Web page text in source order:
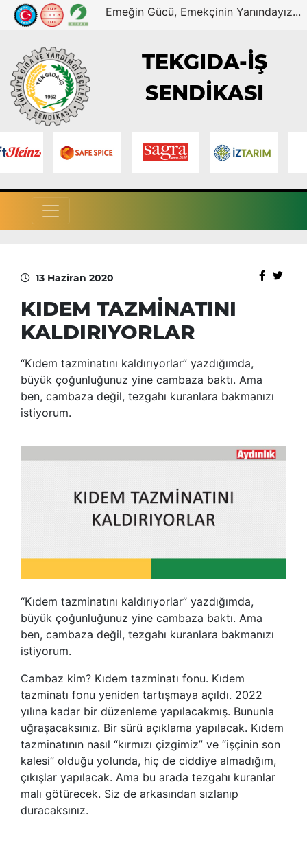
Emeğin Gücü, Emekçinin Yanındayız...
TEKGIDA-İŞ
SENDİKASI
13 Haziran 2020
KIDEM TAZMİNATINI
KALDIRIYORLAR
“Kıdem tazminatını kaldırıyorlar” yazdığımda,
büyük çoğunluğunuz yine cambaza baktı. Ama
ben, cambaza değil, tezgahı kuranlara bakmanızı
istiyorum.
“Kıdem tazminatını kaldırıyorlar” yazdığımda,
büyük çoğunluğunuz yine cambaza baktı. Ama
ben, cambaza değil, tezgahı kuranlara bakmanızı
istiyorum.
Cambaz kim? Kıdem tazminatı fonu. Kıdem
tazminatı fonu yeniden tartışmaya açıldı. 2022
yılına kadar bir düzenleme yapılacakmış. Bununla
uğraşacaksınız. Bir sürü açıklama yapılacak. Kıdem
tazminatının nasıl “kırmızı çizgimiz” ve “işçinin son
kalesi” olduğu yolunda, hiç de ciddiye almadığım,
çıkışlar yapılacak. Ama bu arada tezgahı kuranlar
malı götürecek. Siz de arkasından sızlanıp
duracaksınız.